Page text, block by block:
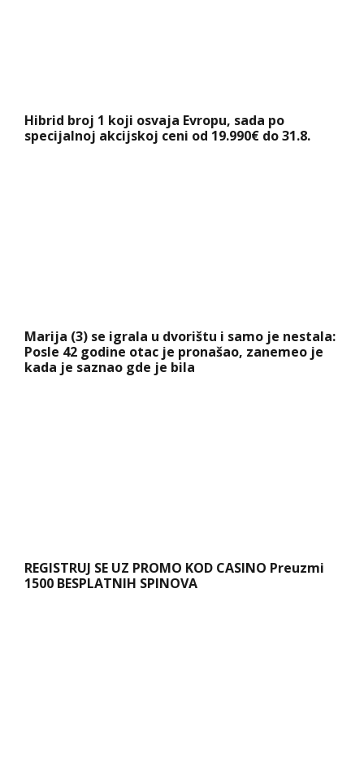
Hibrid broj 1 koji osvaja Evropu, sada po
specijalnoj akcijskoj ceni od 19.990€ do 31.8.
Marija (3) se igrala u dvorištu i samo je nestala:
Posle 42 godine otac je pronašao, zanemeo je
kada je saznao gde je bila
REGISTRUJ SE UZ PROMO KOD CASINO Preuzmi
1500 BESPLATNIH SPINOVA